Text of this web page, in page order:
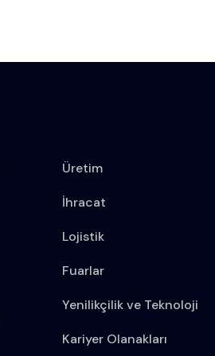
Üretim
İhracat
Lojistik
Fuarlar
Yenilikçilik ve Teknoloji
Kariyer Olanakları